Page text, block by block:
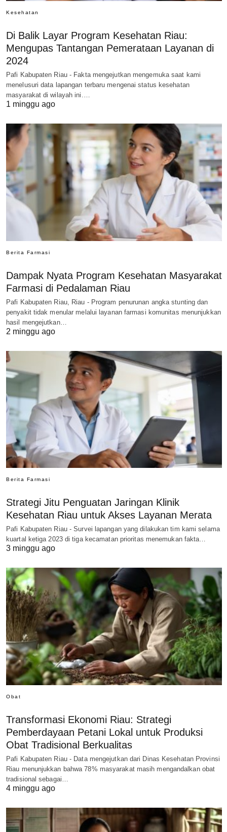
Kesehatan
Di Balik Layar Program Kesehatan Riau:
Mengupas Tantangan Pemerataan Layanan di
2024
Pafi Kabupaten Riau - Fakta mengejutkan mengemuka saat kami
menelusuri data lapangan terbaru mengenai status kesehatan
masyarakat di wilayah ini.…
1 minggu ago
Berita Farmasi
Dampak Nyata Program Kesehatan Masyarakat
Farmasi di Pedalaman Riau
Pafi Kabupaten Riau, Riau - Program penurunan angka stunting dan
penyakit tidak menular melalui layanan farmasi komunitas menunjukkan
hasil mengejutkan…
2 minggu ago
Berita Farmasi
Strategi Jitu Penguatan Jaringan Klinik
Kesehatan Riau untuk Akses Layanan Merata
Pafi Kabupaten Riau - Survei lapangan yang dilakukan tim kami selama
kuartal ketiga 2023 di tiga kecamatan prioritas menemukan fakta…
3 minggu ago
Obat
Transformasi Ekonomi Riau: Strategi
Pemberdayaan Petani Lokal untuk Produksi
Obat Tradisional Berkualitas
Pafi Kabupaten Riau - Data mengejutkan dari Dinas Kesehatan Provinsi
Riau menunjukkan bahwa 78% masyarakat masih mengandalkan obat
tradisional sebagai…
4 minggu ago